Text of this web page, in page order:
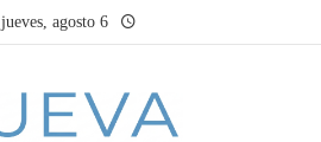
jueves, agosto 6